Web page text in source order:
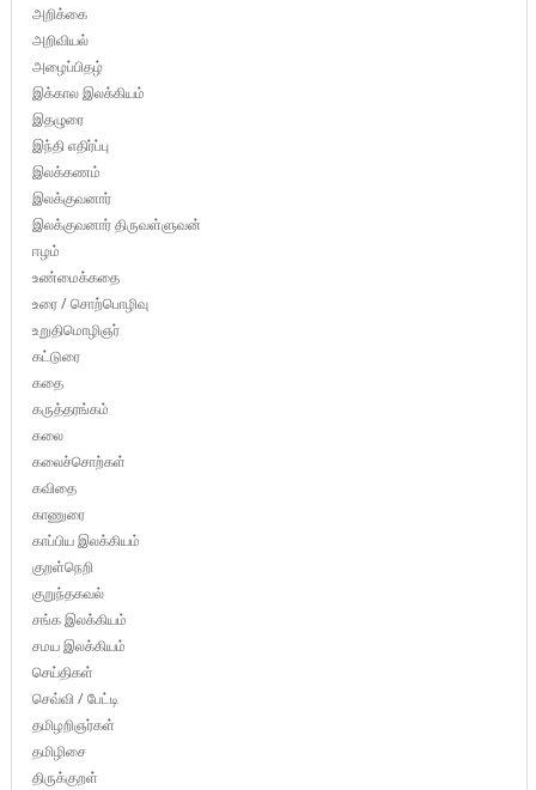
அறிக்கை
அறிவியல்
அழைப்பிதழ்
இக்கால இலக்கியம்
இதழுரை
இந்தி எதிர்ப்பு
இலக்கணம்
இலக்குவனார்
இலக்குவனார் திருவள்ளுவன்
ஈழம்
உண்மைக்கதை
உரை / சொற்பொழிவு
உறுதிமொழிஞர்
கட்டுரை
கதை
கருத்தரங்கம்
கலை
கலைச்சொற்கள்
கவிதை
காணுரை
காப்பிய இலக்கியம்
குறள்நெறி
குறுந்தகவல்
சங்க இலக்கியம்
சமய இலக்கியம்
செய்திகள்
செவ்வி / பேட்டி
தமிழறிஞர்கள்
தமிழிசை
திருக்குறள்